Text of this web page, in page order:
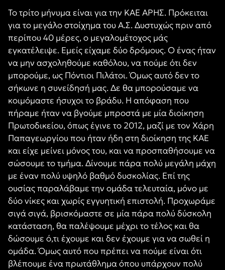
Το τρίτο μήνυμα είναι για την ΚΑΕ ΑΡΗΣ. Πρόκειται
για το μεγάλο στοίχημα του Α.Σ. Δυστυχώς πριν από
περίπου 40 μέρες, ο μεγαλομέτοχος μάς
εγκατέλειψε. Εμείς είχαμε δύο δρόμους. Ο ένας ήταν
να μην ασχοληθούμε καθόλου, να πούμε ότι δεν
μπορούμε, ως Πόντιοι Πιλάτοι. Όμως αυτό δεν το
σήκωνε η συνείδησή μας. Δε θα μπορούσαμε να
κοιμόμαστε ήσυχοι το βράδυ. Η απόφαση που
πήραμε ήταν να βγούμε μπροστά με μία διοίκηση
Πρωτοδικείου, όπως έγινε το 2012, μαζί με τον Χάρη
Παπαγεωργίου που ήταν ήδη στη διοίκηση της ΚΑΕ
και είχε μείνει μόνος του, και να προσπαθήσουμε να
σώσουμε το τμήμα. Δίνουμε πάρα πολύ μεγάλη μάχη
με έναν πολύ υψηλό βαθμό δυσκολίας. Επί της
ουσίας παραλάβαμε την ομάδα τελευταία, μόνο με
δύο νίκες και χωρίς εγγυητική επιστολή. Προχωράμε
σιγά σιγά, βρισκόμαστε σε μία πάρα πολύ δύσκολη
κατάσταση, θα παλέψουμε μέχρι το τέλος και θα
δώσουμε ό,τι έχουμε και δεν έχουμε για να σωθεί η
ομάδα. Όμως αυτό που πρέπει να πούμε είναι ότι
βλέπουμε ένα πρωτάθλημα όπου υπάρχουν πολύ